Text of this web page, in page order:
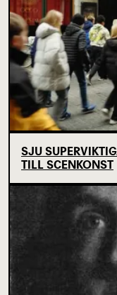
SJU
TILL SCENKONST